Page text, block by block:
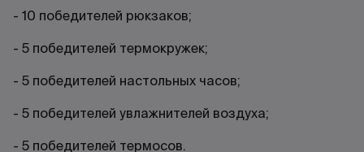
- 10 победителей рюкзаков;
- 5 победителей термокружек;
- 5 победителей настольных часов;
- 5 победителей увлажнителей воздуха;
- 5 победителей термосов.